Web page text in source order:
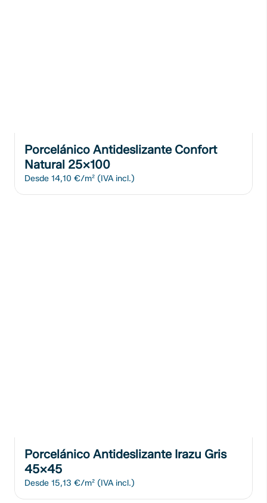
Porcelánico Antideslizante Confort
Natural 25x100
Desde 14,10 €/m² (IVA incl.)
Porcelánico Antideslizante Irazu Gris
45x45
Desde 15,13 €/m² (IVA incl.)